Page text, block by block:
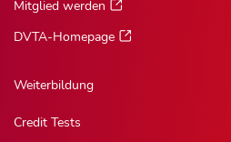
Mitglied werden
DVTA-Homepage
Weiterbildung
Credit Tests